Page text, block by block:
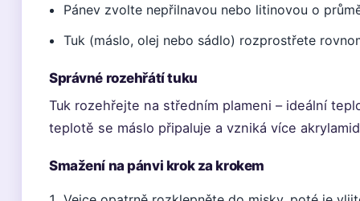
Pánev zvolte nepřilnavou nebo litinovou o
Tuk (máslo, olej nebo sádlo) rozprostřete
Správné rozehřátí tuku
Tuk rozehřejte na středním plameni – ideální
teplotě se máslo připaluje a vzniká více
Smažení na pánvi krok za krokem